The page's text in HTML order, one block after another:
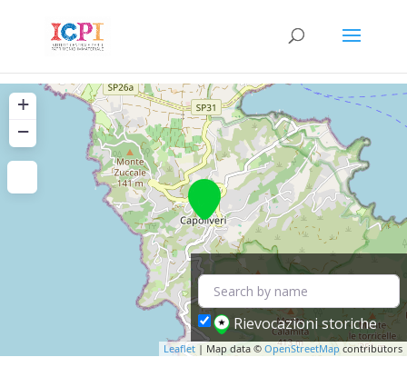
+
−
Leaflet | Map data © OpenStreetMap contributors
Rievocazioni storiche